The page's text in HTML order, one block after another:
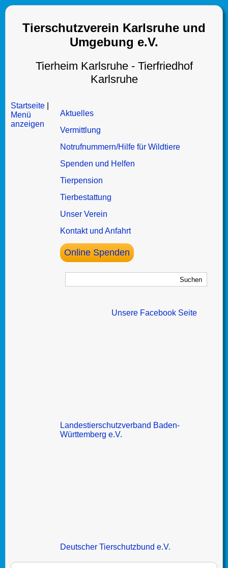
Tierschutzverein Karlsruhe und
Umgebung e.V.
Tierheim Karlsruhe - Tierfriedhof
Karlsruhe
Startseite
Menü
anzeigen
Aktuelles
Vermittlung
Notrufnummern/Hilfe für Wildtiere
Spenden und Helfen
Tierpension
Tierbestattung
Unser Verein
Kontakt und Anfahrt
Online Spenden
Unsere Facebook Seite
Landestierschutzverband Baden-
Württemberg e.V.
Deutscher Tierschutzbund e.V.